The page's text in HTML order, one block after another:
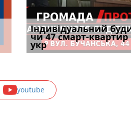
Документи, на яких не
проставляється
апостиль: пер
Огляд практики ВС від
Ростислава Кравця, що
опублі
Індивідуальний
чи 47 смарт-квартир
укр
Восьмий ААС
підтвердив, що
може скас
youtube